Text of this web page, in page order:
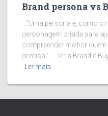
Brand persona vs
…“Uma persona é, como o
personagem criada para
compreender melhor quem
precisa.”… Ter a Brand e
Ler mais…